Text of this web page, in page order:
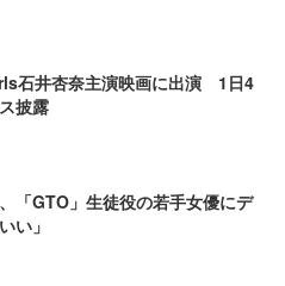
石井杏奈主演映画に出演 1日4
披露
「GTO」生徒役の若手女優にデ
い」